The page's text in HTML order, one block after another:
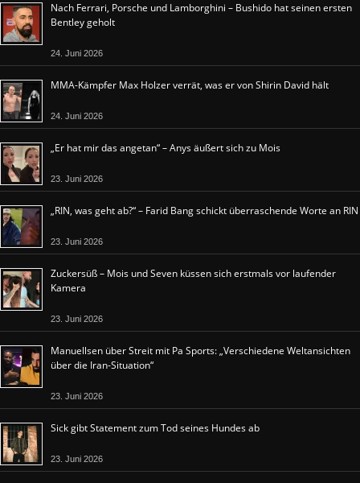
Nach Ferrari, Porsche und Lamborghini – Bushido hat seinen ersten
Bentley geholt
24. Juni 2026
MMA-Kämpfer Max Holzer verrät, was er von Shirin David hält
24. Juni 2026
„Er hat mir das angetan“ – Anys äußert sich zu Mois
23. Juni 2026
„RIN, was geht ab?“ – Farid Bang schickt überraschende Worte an RIN
23. Juni 2026
Zuckersüß – Mois und Seven küssen sich erstmals vor laufender
Kamera
23. Juni 2026
Manuellsen über Streit mit Pa Sports: „Verschiedene Weltansichten
über die Iran-Situation“
23. Juni 2026
Sick gibt Statement zum Tod seines Hundes ab
23. Juni 2026